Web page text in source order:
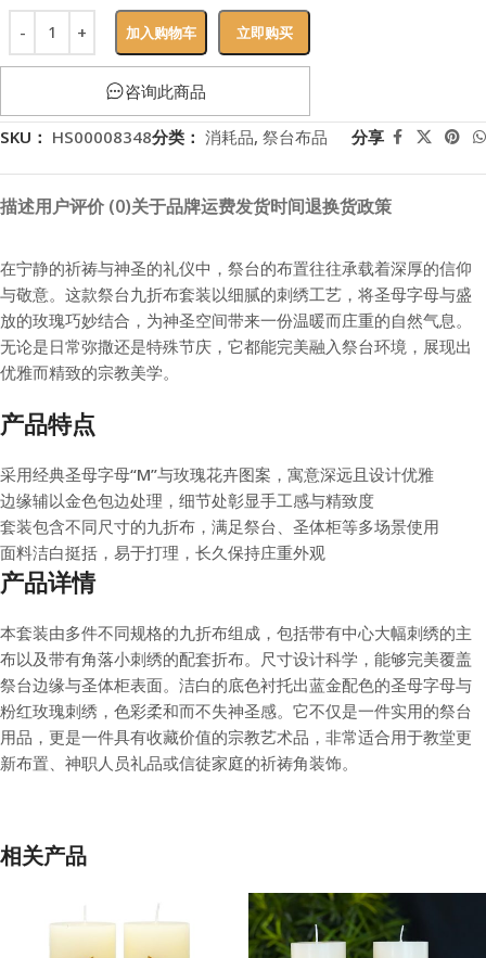
加入购物车 立即购买
咨询此商品
SKU： HS00008348分类： 消耗品, 祭台布品 分享
描述用户评价 (0)关于品牌运费发货时间退换货政策
在宁静的祈祷与神圣的礼仪中，祭台的布置往往承载着深厚的信仰
与敬意。这款祭台九折布套装以细腻的刺绣工艺，将圣母字母与盛
放的玫瑰巧妙结合，为神圣空间带来一份温暖而庄重的自然气息。
无论是日常弥撒还是特殊节庆，它都能完美融入祭台环境，展现出
优雅而精致的宗教美学。
产品特点
采用经典圣母字母“M”与玫瑰花卉图案，寓意深远且设计优雅
边缘辅以金色包边处理，细节处彰显手工感与精致度
套装包含不同尺寸的九折布，满足祭台、圣体柜等多场景使用
面料洁白挺括，易于打理，长久保持庄重外观
产品详情
本套装由多件不同规格的九折布组成，包括带有中心大幅刺绣的主
布以及带有角落小刺绣的配套折布。尺寸设计科学，能够完美覆盖
祭台边缘与圣体柜表面。洁白的底色衬托出蓝金配色的圣母字母与
粉红玫瑰刺绣，色彩柔和而不失神圣感。它不仅是一件实用的祭台
用品，更是一件具有收藏价值的宗教艺术品，非常适合用于教堂更
新布置、神职人员礼品或信徒家庭的祈祷角装饰。
相关产品